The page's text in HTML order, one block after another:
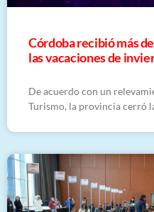
Córdoba recibió más
las vacaciones de
De acuerdo con un
Turismo, la provincia cerró